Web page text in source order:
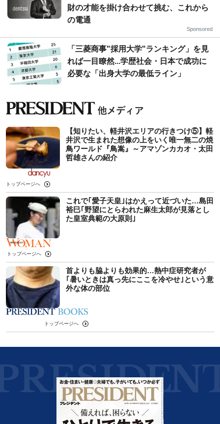
財の才能を掛け合わせて挑む、これから
の電通
Sponsored
「三菱商事"採用大学"ランキング」を見
れば一目瞭然...学歴社会・日本で成功に
必要な「出身大学の最低ライン」
【知りたい、軽井沢エリアの行きつけ⑤】軽
井沢で生まれた想像の上をいく唯一無二の焼
鳥ワールド『鳥嵩』～アマゾンカカオ・太田
哲雄さんの紹介
トップページへ
これで｢愛子天皇｣はかえって近づいた…島田
裕巳｢野望にとらわれた麻生太郎が見落とし
た皇室典範の大原則｣
トップページへ
首よりも脇よりも効果的…熱中症研究者が
｢暑いときは真っ先にここを冷やせ｣という意
外な体の部位
トップページへ